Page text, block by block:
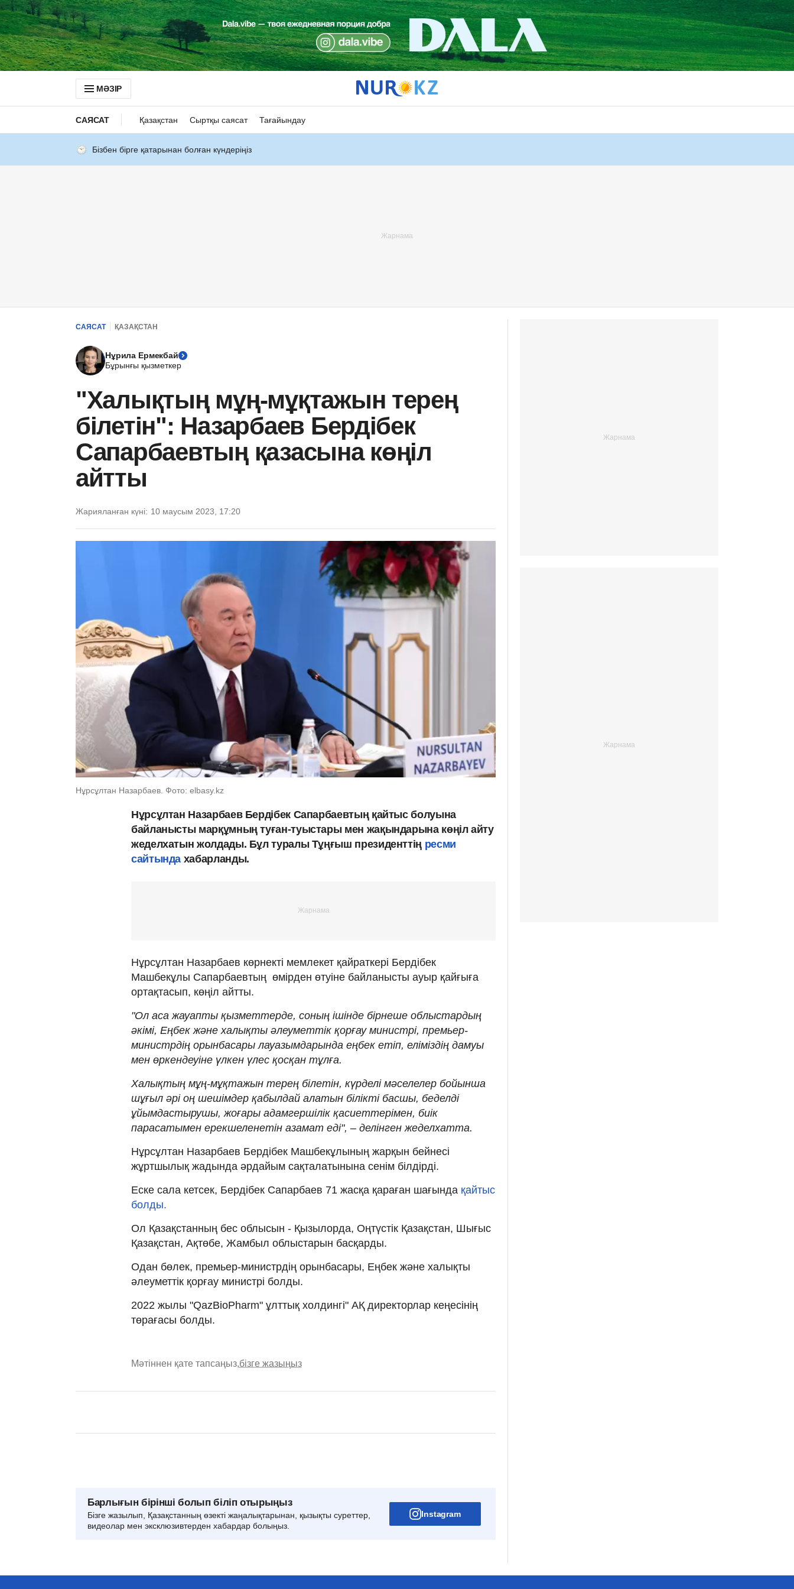
МӘЗІР
САЯСАТ Қазақстан Сыртқы саясат Тағайындау
Бізбен бірге қатарынан болған күндеріңіз
САЯСАТ ҚАЗАҚСТАН
Нұрила Ермекбай
Бұрынғы қызметкер
"Халықтың мұң-мұқтажын терең
білетін": Назарбаев Бердібек
Сапарбаевтың қазасына көңіл
айтты
Жарияланған күні: 10 маусым 2023, 17:20
Нұрсұлтан Назарбаев. Фото: elbasy.kz
Нұрсұлтан Назарбаев Бердібек Сапарбаевтың қайтыс болуына
байланысты марқұмның туған-туыстары мен жақындарына көңіл айту
жеделхатын жолдады. Бұл туралы Тұңғыш президенттің ресми
сайтында хабарланды.
Нұрсұлтан Назарбаев көрнекті мемлекет қайраткері Бердібек
Машбекұлы Сапарбаевтың өмірден өтуіне байланысты ауыр қайғыға
ортақтасып, көңіл айтты.
"Ол аса жауапты қызметтерде, соның ішінде бірнеше облыстардың
әкімі, Еңбек және халықты әлеуметтік қорғау министрі, премьер-
министрдің орынбасары лауазымдарында еңбек етіп, еліміздің дамуы
мен өркендеуіне үлкен үлес қосқан тұлға.
Халықтың мұң-мұқтажын терең білетін, күрделі мәселелер бойынша
шұғыл әрі оң шешімдер қабылдай алатын білікті басшы, беделді
ұйымдастырушы, жоғары адамгершілік қасиеттерімен, биік
парасатымен ерекшеленетін азамат еді", – делінген жеделхатта.
Нұрсұлтан Назарбаев Бердібек Машбекұлының жарқын бейнесі
жұртшылық жадында әрдайым сақталатынына сенім білдірді.
Еске сала кетсек, Бердібек Сапарбаев 71 жасқа қараған шағында қайтыс
болды.
Ол Қазақстанның бес облысын - Қызылорда, Оңтүстік Қазақстан, Шығыс
Қазақстан, Ақтөбе, Жамбыл облыстарын басқарды.
Одан бөлек, премьер-министрдің орынбасары, Еңбек және халықты
әлеуметтік қорғау министрі болды.
2022 жылы "QazBioPharm" ұлттық холдингі" АҚ директорлар кеңесінің
төрағасы болды.
Мәтіннен қате тапсаңыз,бізге жазыңыз
Барлығын бірінші болып біліп отырыңыз
Бізге жазылып, Қазақстанның өзекті жаңалықтарынан, қызықты суреттер,
видеолар мен эксклюзивтерден хабардар болыңыз.
Instagram